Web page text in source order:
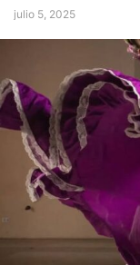
julio 5, 2025